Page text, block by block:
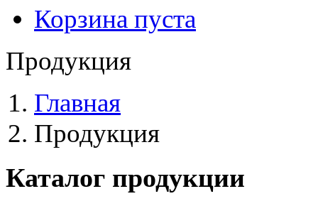
Корзина пуста
Продукция
Главная
Продукция
Каталог продукции